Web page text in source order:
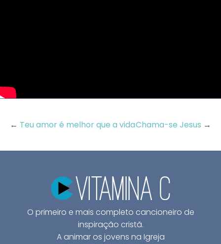
← Teu amor é melhor que a vidaChama-se Jesus →
O primeiro e mais completo cancioneiro de
inspiração cristã.
A animar os jovens na Igreja